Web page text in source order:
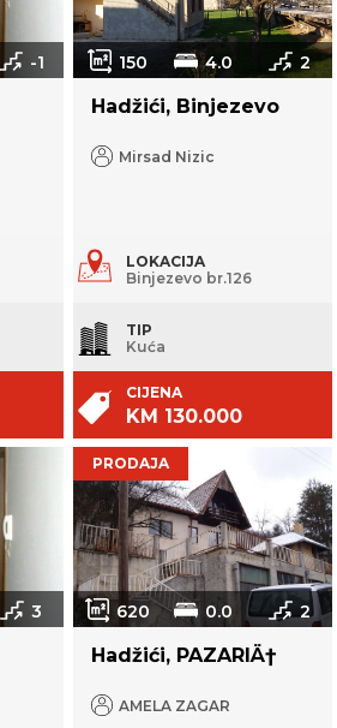
-1 150 4.0 2
Hadžići, Binjezevo
Mirsad Nizic
LOKACIJA
Binjezevo br.126
TIP
Kuća
CIJENA
KM 130.000
3
PRODAJA
620 0.0 2
Hadžići, PAZARIÄ†
AMELA ZAGAR